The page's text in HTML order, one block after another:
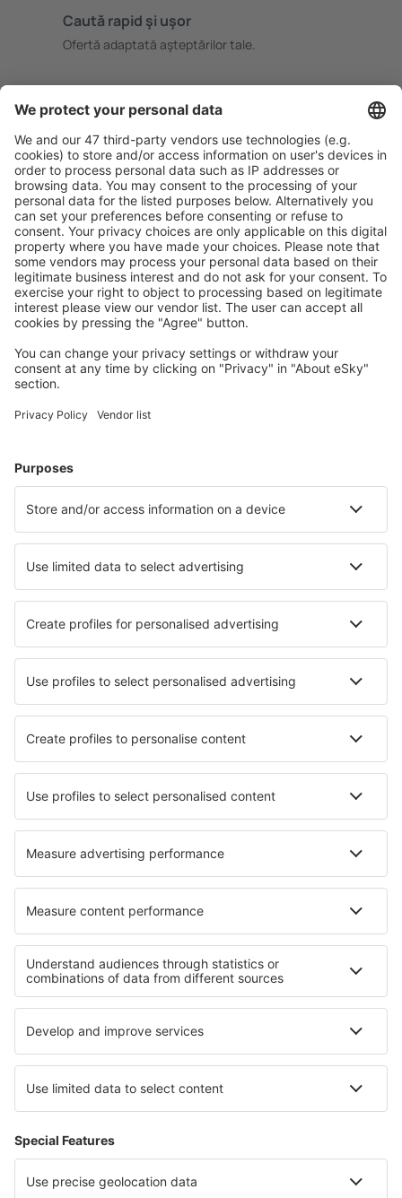
Caută rapid şi uşor
Ofertă adaptată aşteptărilor tale.
Rezervare fără griji cu opțiune gratuită de anulare.
Economiseşte mai mult
Prețuri atractive și oferte speciale pentru utilizatorii
conectați.
Cazarea preferată
Alege din peste 1,3 mil. de opţiuni: hoteluri, cabane,
apartamente și altele.
Cele mai căutate hoteluri de către utilizatorii eSky
Hoteluri în Germania - Orașe populare
Hoteluri în Zingst
Hoteluri Westerhever Hoteluri în Garmisch-Partenkirchen
Hoteluri în Stein Hoteluri în Neustadt in Holstein
Hoteluri în Fehmarn Hoteluri în Stockelsdorf
Cele mai bune hoteluri - orașe
Hoteluri în Malbork Hoteluri în Dolenja Trebuša
Hoteluri în Buffalo Hoteluri în Villarodin-Bourget
Hoteluri în Slidell Hoteluri în Moa Hoteluri în Marbella
Hoteluri în Laurel
Cele mai bune hoteluri - regiuni
Hoteluri în Rugen Hoteluri in Bavarian Alps
Hoteluri in Saxonia Inferioară
Hoteluri in Brandenburg Lake Plateau Hoteluri in Black Forest
Hoteluri in Parcul Național Grand-Teton
Hoteluri Crater Lake Hoteluri în Spania